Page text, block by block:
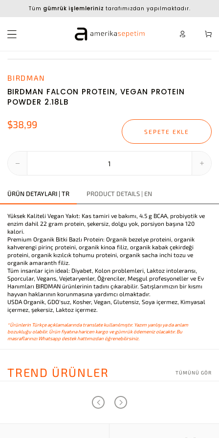
Tüm gümrük işlemleriniz tarafımızdan yapılmaktadır.
BIRDMAN
BIRDMAN FALCON PROTEIN, VEGAN PROTEIN
POWDER 2.18LB
$38,99
SEPETE EKLE
ÜRÜN DETAYLARI | TR PRODUCT DETAILS | EN
Yüksek Kaliteli Vegan Yakıt: Kas tamiri ve bakımı, 4.5 g BCAA, probiyotik ve
enzim dahil 22 gram protein, şekersiz, dolgu yok, porsiyon başına 120
kalori.
Premium Organik Bitki Bazlı Protein: Organik bezelye proteini, organik
kahverengi pirinç proteini, organik kinoa filiz, organik kabak çekirdeği
proteini, organik kızılcık tohumu proteini, organik sacha inchi tozu ve
organik amaranth filiz.
Tüm insanlar için ideal: Diyabet, Kolon problemleri, Laktoz intoleransı,
Sporcular, Vegans, Vejetaryenler, Öğrenciler, Meşgul profesyoneller ve Ev
Hanımları BIRDMAN ürünlerinin tadını çıkarabilir. Satışlarımızın bir kısmı
hayvan haklarının korunmasına yardımcı olmaktadır.
USDA Organik, GDO'suz, Kosher, Vegan, Glutensiz, Soya içermez, Kimyasal
içermez, şekersiz, Laktoz içermez.
*Ürünlerin Türkçe açıklamalarında translate kullanılmıştır. Yazım yanlışı ya da anlam
bozukluğu olabilir. Ürün fiyatına haricen kargo ve gümrük ödemeniz olacaktır. Bu
masraflarınızı Whatsapp destek hattımızdan öğrenebilirsiniz.
TREND ÜRÜNLER TÜMÜNÜ GÖR